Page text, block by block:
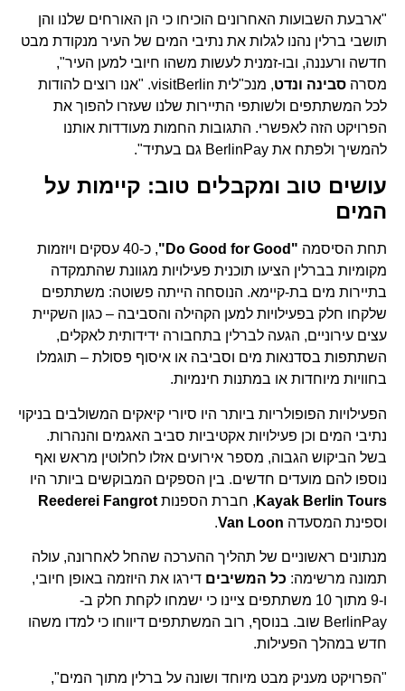
"ארבעת השבועות האחרונים הוכיחו כי הן האורחים שלנו והן
תושבי ברלין נהנו לגלות את נתיבי המים של העיר מנקודת מבט
חדשה ורעננה, ובו-זמנית לעשות משהו חיובי למען העיר",
מסרהסבינה ונדט
, מנכ"לית visitBerlin. "אנו רוצים להודות
לכל המשתתפים ולשותפי התיירות שלנו שעזרו להפוך את
הפרויקט הזה לאפשרי. התגובות החמות מעודדות אותנו
להמשיך ולפתח את BerlinPay גם בעתיד".
עושים טוב ומקבלים טוב: קיימות על
המים
תחת הסיסמה"Do Good for Good"
, כ-40 עסקים ויוזמות
מקומיות בברלין הציעו תוכנית פעילויות מגוונת שהתמקדה
בתיירות מים בת-קיימא. הנוסחה הייתה פשוטה: משתתפים
שלקחו חלק בפעילויות למען הקהילה והסביבה – כגון השקיית
עצים עירוניים, הגעה לברלין בתחבורה ידידותית לאקלים,
השתתפות בסדנאות מים וסביבה או איסוף פסולת – תוגמלו
בחוויות מיוחדות או במתנות חינמיות.
הפעילויות הפופולריות ביותר היו סיורי קיאקים המשולבים בניקוי
נתיבי המים וכן פעילויות אקטיביות סביב האגמים והנהרות.
בשל הביקוש הגבוה, מספר אירועים אזלו לחלוטין מראש ואף
נוספו להם מועדים חדשים. בין הספקים המבוקשים ביותר היו
Kayak Berlin Tours, חברת הספנותReederei Fangrot
וספינת המסעדהVan Loon
.
מנתונים ראשוניים של תהליך ההערכה שהחל לאחרונה, עולה
תמונה מרשימה:כל המשיביםדירגו את היוזמה באופן חיובי,
ו-9 מתוך 10 משתתפים ציינו כי ישמחו לקחת חלק ב-
BerlinPay שוב. בנוסף, רוב המשתתפים דיווחו כי למדו משהו
חדש במהלך הפעילות.
"הפרויקט מעניק מבט מיוחד ושונה על ברלין מתוך המים",